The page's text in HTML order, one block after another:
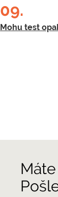
09.
Mohu test